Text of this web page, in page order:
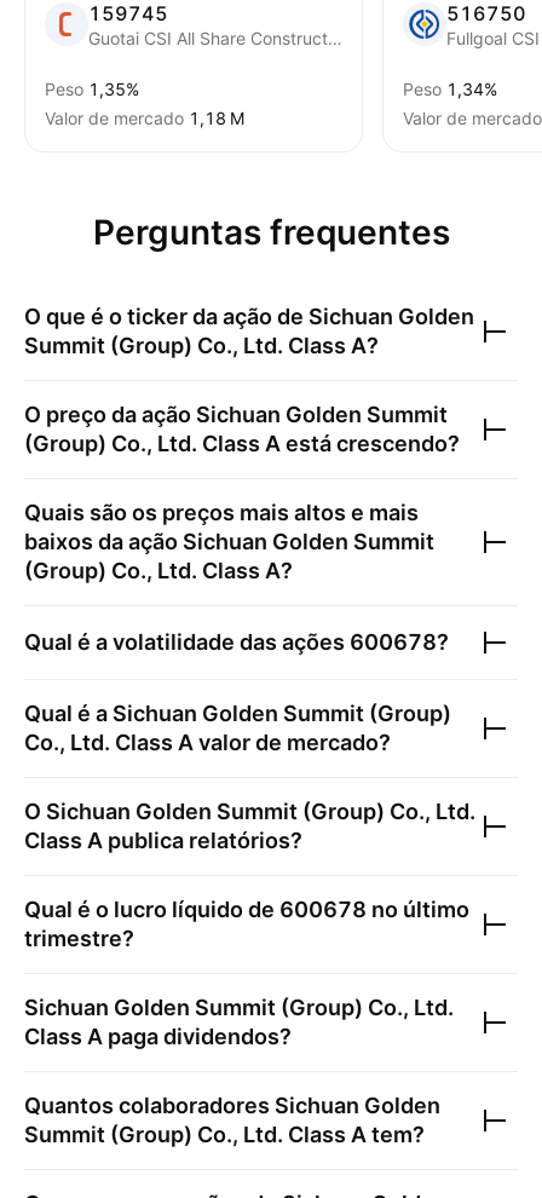
159745
Guotai CSI All Share Construction Materials Exchange Traded Fund
Peso 1,35%
Valor de mercado ‪1,18 M‬
516750
Peso 1,34%
Valor de mercado
Perguntas frequentes
O que é o ticker da ação de Sichuan Golden
Summit (Group) Co., Ltd. Class A?
O preço da ação Sichuan Golden Summit
(Group) Co., Ltd. Class A está crescendo?
Quais são os preços mais altos e mais
baixos da ação Sichuan Golden Summit
(Group) Co., Ltd. Class A?
Qual é a volatilidade das ações 600678?
Qual é a Sichuan Golden Summit (Group)
Co., Ltd. Class A valor de mercado?
O Sichuan Golden Summit (Group) Co., Ltd.
Class A publica relatórios?
Qual é o lucro líquido de 600678 no último
trimestre?
Sichuan Golden Summit (Group) Co., Ltd.
Class A paga dividendos?
Quantos colaboradores Sichuan Golden
Summit (Group) Co., Ltd. Class A tem?